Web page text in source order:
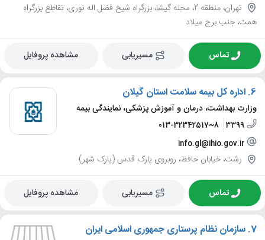
تهران، منطقه 2، محله گیشا، بزرگراه شیخ فضل اله نوری، تقاطع بزرگراه
همت، جنب برج میلاد
تماس مسیریابی مشاهده پروفایل
6. اداره کل بیمه سلامت استان گیلان
وزارت بهداشت، درمان و آموزش پزشکی، نمایندگی بیمه
3399
013-32342517~8
info.gl@ihio.gov.ir
رشت، خیابان حافظ، روبروی پارک قدس (پارک شهر)
تماس مسیریابی مشاهده پروفایل
7. سازمان نظام پرستاری جمهوری اسلامی ایران